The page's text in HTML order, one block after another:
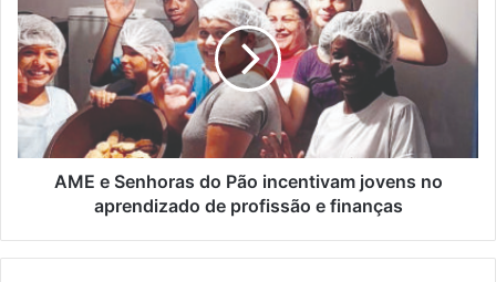
Senhoras
do
Pão
incentivam
jovens
no
aprendizado
AME e Senhoras do Pão incentivam jovens no
aprendizado de profissão e finanças